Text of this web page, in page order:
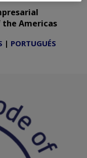
the Americas
| PORTUGUÉS